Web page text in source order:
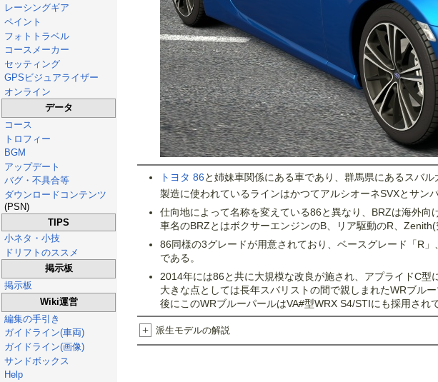
レーシングギア
ペイント
フォトトラベル
コースメーカー
セッティング
GPSビジュアライザー
オンライン
データ
コース
トロフィー
BGM
アップデート
バグ・不具合等
ダウンロードコンテンツ
(PSN)
TIPS
小ネタ・小技
ドリフトのススメ
掲示板
掲示板
Wiki運営
編集の手引き
ガイドライン(車両)
ガイドライン(画像)
サンドボックス
Help
トヨタ 86と姉妹車関係にある車であり、群馬県にあるスバル
製造に使われているラインはかつてアルシオーネSVXとサン
仕向地によって名称を変えている86と異なり、BRZは海外向
車名のBRZとはボクサーエンジンのB、リア駆動のR、
86同様の3グレードが用意されており、ベースグレード「R
である。
2014年には86と共に大規模な改良が施され、アプライドC型
大きな点としては長年スバリストの間で親しまれたWRブル
後にこのWRブルーパールはVA#型WRX S4/STIにも採用され
+ 派生モデルの解説